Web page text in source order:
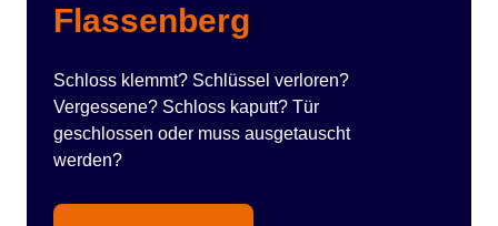
Flassenberg
Schloss klemmt? Schlüssel verloren?
Vergessene? Schloss kaputt? Tür
geschlossen oder muss ausgetauscht
werden?